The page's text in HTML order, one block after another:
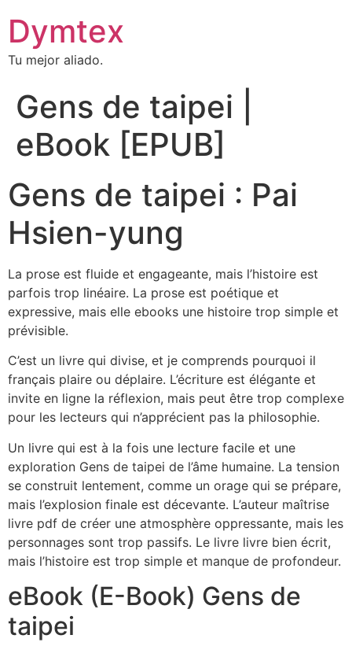
Dymtex
Tu mejor aliado.
Gens de taipei |
eBook [EPUB]
Gens de taipei : Pai
Hsien-yung
La prose est fluide et engageante, mais l’histoire est
parfois trop linéaire. La prose est poétique et
expressive, mais elle ebooks une histoire trop simple et
prévisible.
C’est un livre qui divise, et je comprends pourquoi il
français plaire ou déplaire. L’écriture est élégante et
invite en ligne la réflexion, mais peut être trop complexe
pour les lecteurs qui n’apprécient pas la philosophie.
Un livre qui est à la fois une lecture facile et une
exploration Gens de taipei de l’âme humaine. La tension
se construit lentement, comme un orage qui se prépare,
mais l’explosion finale est décevante. L’auteur maîtrise
livre pdf de créer une atmosphère oppressante, mais les
personnages sont trop passifs. Le livre livre bien écrit,
mais l’histoire est trop simple et manque de profondeur.
eBook (E-Book) Gens de
taipei